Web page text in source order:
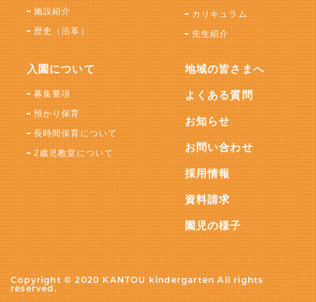
施設紹介
歴史（沿革）
カリキュラム
先生紹介
入園について
募集要項
預かり保育
長時間保育について
2歳児教室について
地域の皆さまへ
よくある質問
お知らせ
お問い合わせ
採用情報
資料請求
園児の様子
Copyright © 2020 KANTOU kindergarten All rights
reserved.